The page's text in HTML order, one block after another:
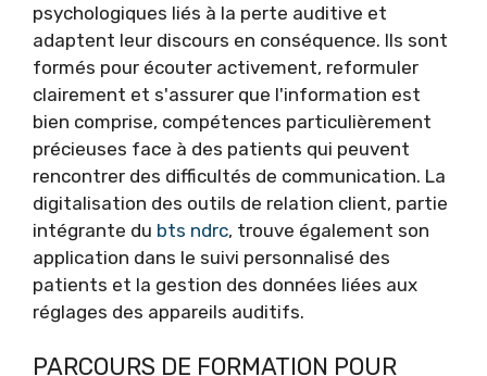
psychologiques liés à la perte auditive et
adaptent leur discours en conséquence. Ils sont
formés pour écouter activement, reformuler
clairement et s'assurer que l'information est
bien comprise, compétences particulièrement
précieuses face à des patients qui peuvent
rencontrer des difficultés de communication. La
digitalisation des outils de relation client, partie
intégrante du bts ndrc, trouve également son
application dans le suivi personnalisé des
patients et la gestion des données liées aux
réglages des appareils auditifs.
PARCOURS DE FORMATION POUR